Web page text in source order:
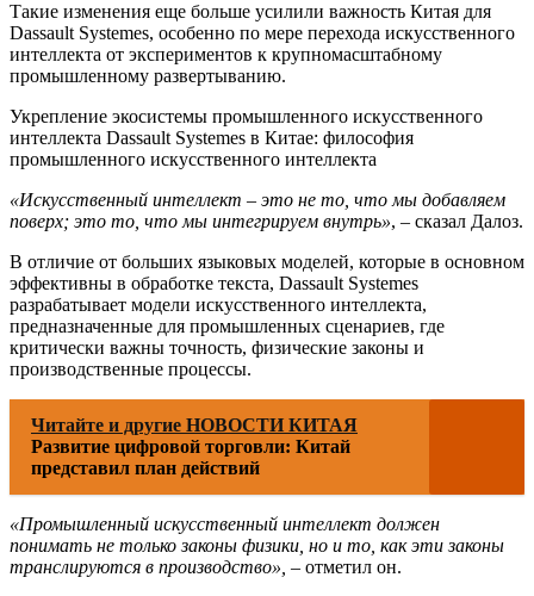
Такие изменения еще больше усилили важность Китая для
Dassault Systemes, особенно по мере перехода искусственного
интеллекта от экспериментов к крупномасштабному
промышленному развертыванию.
Укрепление экосистемы промышленного искусственного
интеллекта Dassault Systemes в Китае: философия
промышленного искусственного интеллекта
«Искусственный интеллект – это не то, что мы добавляем
поверх; это то, что мы интегрируем внутрь», – сказал Далоз.
В отличие от больших языковых моделей, которые в основном
эффективны в обработке текста, Dassault Systemes
разрабатывает модели искусственного интеллекта,
предназначенные для промышленных сценариев, где
критически важны точность, физические законы и
производственные процессы.
Читайте и другие НОВОСТИ КИТАЯ
Развитие цифровой торговли: Китай
представил план действий
«Промышленный искусственный интеллект должен
понимать не только законы физики, но и то, как эти законы
транслируются в производство», – отметил он.